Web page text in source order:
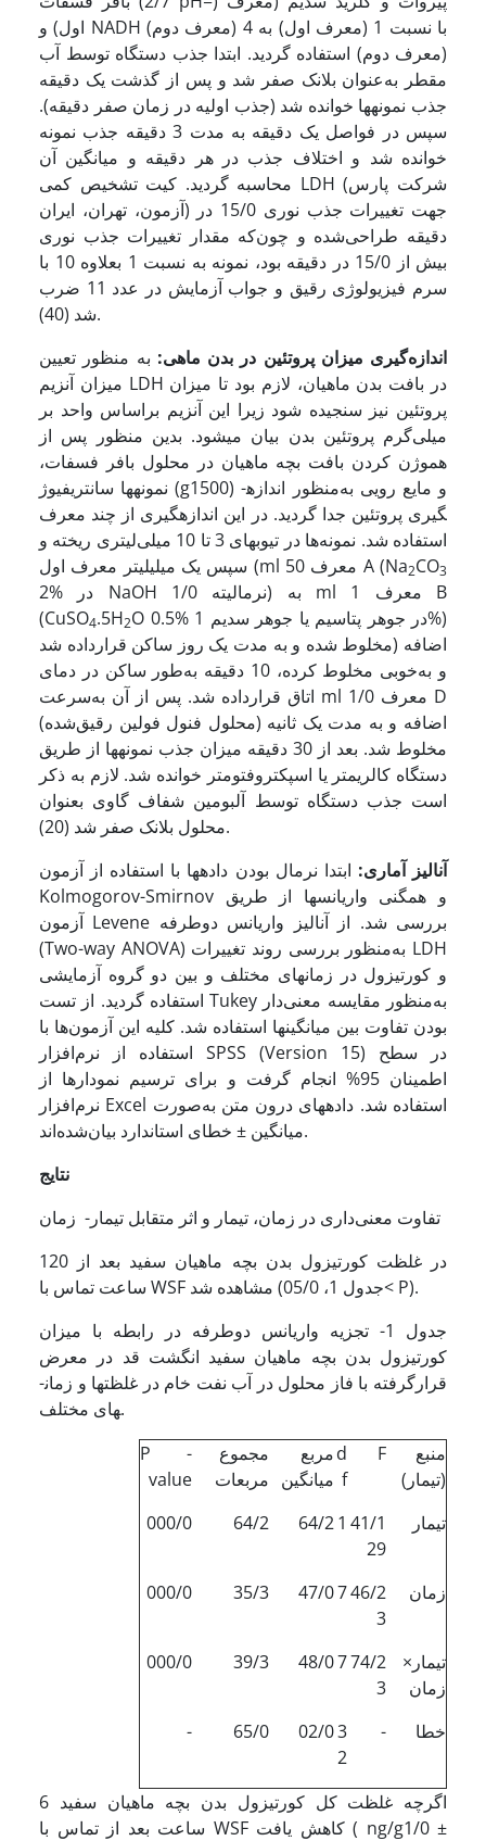
اول) و NADH (معرف دوم) با نسبت 1 (معرف اول) به 4
(معرف دوم) استفاده گردید. ابتدا جذب دستگاه توسط آب
مقطر به‌عنوان بلانک صفر شد و پس از گذشت یک دقیقه
جذب نمونه­ها خوانده شد (جذب اولیه در زمان صفر دقیقه).
سپس در فواصل یک دقیقه به مدت 3 دقیقه جذب نمونه
خوانده شد و اختلاف جذب در هر دقیقه و میانگین آن
محاسبه گردید. کیت تشخیص کمی LDH (شرکت پارس
آزمون، تهران، ایران) جهت تغییرات جذب نوری 15/0 در
دقیقه طراحی‌شده و چون‌که مقدار تغییرات جذب نوری
بیش از 15/0 در دقیقه بود، نمونه به نسبت 1 بعلاوه 10 با
سرم فیزیولوژی رقیق و جواب آزمایش در عدد 11 ضرب
شد (40).
اندازه‌گیری میزان پروتئین در بدن ماهی: به‌ منظور تعیین
میزان آنزیم LDH در بافت بدن ماهیان، لازم بود تا میزان
پروتئین نیز سنجیده شود زیرا این آنزیم براساس واحد بر
میلی‌گرم پروتئین بدن بیان می­شود. بدین منظور پس از
هموژن کردن بافت بچه ماهیان در محلول بافر فسفات،
نمونه­ها سانتریفیوژ (g1500) و مایع رویی به‌منظور اندازه­
گیری پروتئین جدا گردید. در این اندازه­گیری از چند معرف
استفاده شد. نمونه‌ها در تیوب­های 3 تا 10 میلی‌لیتری ریخته و
سپس یک میلی­لیتر معرف اول (ml 50 معرف A (Na2CO3
2% در NaOH 1/0 نرمالیته) به ml 1 معرف B
(CuSO4.5H2O 0.5% در جوهر پتاسیم یا جوهر سدیم 1%)
مخلوط شده و به مدت یک روز ساکن قرارداده شد) اضافه
و به‌خوبی مخلوط کرده، 10 دقیقه به‌طور ساکن در دمای
اتاق قرارداده شد. پس ‌از آن به‌سرعت ml 1/0 معرف D
(محلول فنول فولین رقیق‌شده) اضافه و به مدت یک ثانیه
مخلوط شد. بعد از 30 دقیقه میزان جذب نمونه­ها از طریق
دستگاه کالریمتر یا اسپکتروفتومتر خوانده شد. لازم به ذکر
است جذب دستگاه توسط آلبومین شفاف گاوی بعنوان
محلول بلانک صفر شد (20).
آنالیز آماری: ابتدا نرمال بودن داده­ها با استفاده از آزمون
Kolmogorov-Smirnov و همگنی واریانس­ها از طریق
آزمون Levene بررسی شد. از آنالیز واریانس دوطرفه
(Two-way ANOVA) به‌منظور بررسی روند تغییرات LDH
و کورتیزول در زمان­های مختلف و بین دو گروه آزمایشی
استفاده گردید. از تست Tukey به‌منظور مقایسه معنی‌دار
بودن تفاوت بین میانگین­ها استفاده شد. کلیه این آزمون‌ها با
استفاده از نرم‌افزار SPSS (Version 15) در سطح
اطمینان 95% انجام گرفت و برای ترسیم نمودارها از
نرم‌افزار Excel استفاده شد. داده­های درون متن به‌صورت
میانگین ± خطای استاندارد بیان‌شده‌اند.
نتایج
تفاوت معنی‌داری در زمان، تیمار و اثر متقابل تیمار- زمان
در غلظت کورتیزول بدن بچه ماهیان سفید بعد از 120
ساعت تماس با WSF مشاهده شد (جدول 1، 05/0< P).
جدول 1- تجزیه واریانس دوطرفه در رابطه با میزان
کورتیزول بدن بچه ماهیان سفید انگشت قد در معرض
قرارگرفته با فاز محلول در آب نفت خام در غلظت­ها و زمان­
های مختلف.
منبع
(تیمار)
F
d
f
مربع
میانگین
مجموع
مربعات
P -
value
تیمار
41/1
29
1
64/2
64/2
000/0
زمان
46/2
3
7
47/0
35/3
000/0
تیمار×
زمان
74/2
3
7
48/0
39/3
000/0
خطا -
3
2
02/0
65/0
-
اگرچه غلظت کل کورتیزول بدن بچه ماهیان سفید 6
ساعت بعد از تماس با WSF کاهش یافت ( ng/g1/0 ±